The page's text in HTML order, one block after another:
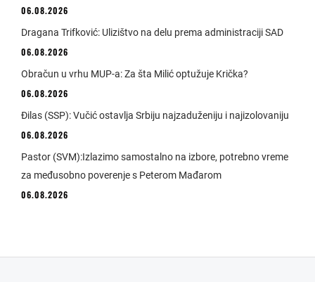
06.08.2026
Dragana Trifković: Ulizištvo na delu prema administraciji SAD
06.08.2026
Obračun u vrhu MUP-a: Za šta Milić optužuje Krička?
06.08.2026
Đilas (SSP): Vučić ostavlja Srbiju najzaduženiju i najizolovaniju
06.08.2026
Pastor (SVM):Izlazimo samostalno na izbore, potrebno vreme
za međusobno poverenje s Peterom Mađarom
06.08.2026